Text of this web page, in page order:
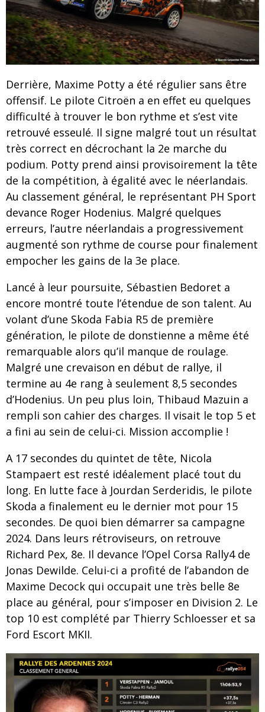
Derrière, Maxime Potty a été régulier sans être
offensif. Le pilote Citroën a en effet eu quelques
difficulté à trouver le bon rythme et s’est vite
retrouvé esseulé. Il signe malgré tout un résultat
très correct en décrochant la 2e marche du
podium. Potty prend ainsi provisoirement la tête
de la compétition, à égalité avec le néerlandais.
Au classement général, le représentant PH Sport
devance Roger Hodenius. Malgré quelques
erreurs, l’autre néerlandais a progressivement
augmenté son rythme de course pour finalement
empocher les gains de la 3e place.
Lancé à leur poursuite, Sébastien Bedoret a
encore montré toute l’étendue de son talent. Au
volant d’une Skoda Fabia R5 de première
génération, le pilote de donstienne a même été
remarquable alors qu’il manque de roulage.
Malgré une crevaison en début de rallye, il
termine au 4e rang à seulement 8,5 secondes
d’Hodenius. Un peu plus loin, Thibaud Mazuin a
rempli son cahier des charges. Il visait le top 5 et
a fini au sein de celui-ci. Mission accomplie !
A 17 secondes du quintet de tête, Nicola
Stampaert est resté idéalement placé tout du
long. En lutte face à Jourdan Serderidis, le pilote
Skoda a finalement eu le dernier mot pour 15
secondes. De quoi bien démarrer sa campagne
2024. Dans leurs rétroviseurs, on retrouve
Richard Pex, 8e. Il devance l’Opel Corsa Rally4 de
Jonas Dewilde. Celui-ci a profité de l’abandon de
Maxime Decock qui occupait une très belle 8e
place au général, pour s’imposer en Division 2. Le
top 10 est complété par Thierry Schloesser et sa
Ford Escort MKII.